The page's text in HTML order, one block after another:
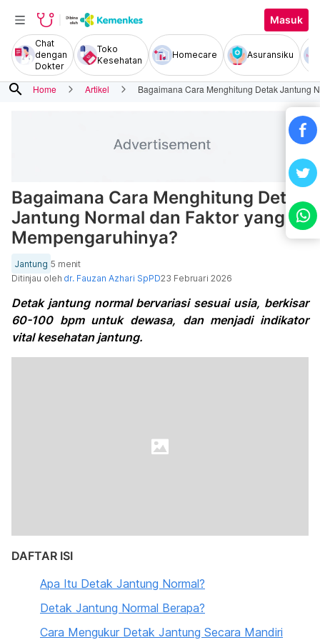
Masuk
Chat
dengan
Dokter
Toko
Kesehatan
Homecare Asuransiku
search Home Artikel Bagaimana Cara Menghitung Detak Jantung
Bagaimana Cara Menghitung Detak
Jantung Normal dan Faktor yang
Mempengaruhinya?
Jantung 5 menit
Ditinjau oleh dr. Fauzan Azhari SpPD23 Februari 2026
Detak jantung normal bervariasi sesuai usia, berkisar
60-100 bpm untuk dewasa, dan menjadi indikator
vital kesehatan jantung.
DAFTAR ISI
Apa Itu Detak Jantung Normal?
Detak Jantung Normal Berapa?
Cara Mengukur Detak Jantung Secara Mandiri